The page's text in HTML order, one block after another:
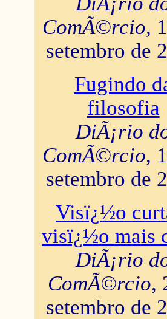
ComÃ©rcio,
setembro de
Fugindo
filosofia
DiÃ¡rio
ComÃ©rcio,
setembro de
Visï¿½o
visï¿½o mais
DiÃ¡rio
ComÃ©rcio,
setembro de